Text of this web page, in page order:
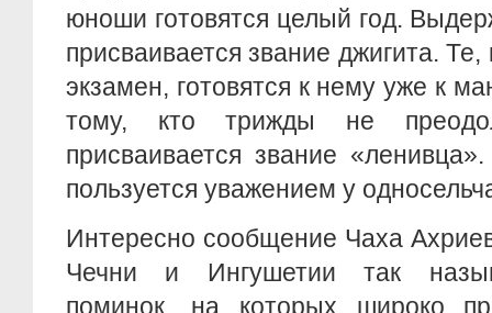
юноши готовятся целый год.
присваивается звание джигита.
экзамен, готовятся к нему уже к
тому, кто трижды не
присваивается звание
пользуется уважением у
Интересно сообщение Чаха
Чечни и Ингушетии так
поминок, на которых широко